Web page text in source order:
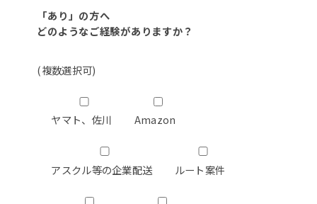
「あり」の方へ
どのようなご経験がありますか？
(複数選択可)
ヤマト、佐川 Amazon
アスクル等の企業配送 ルート案件